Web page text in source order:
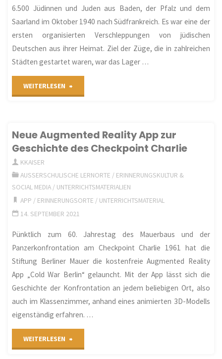
als
E-
Session,
PL)"
6.500 Jüdinnen und Juden aus Baden, der Pfalz und dem
Saarland im Oktober 1940 nach Südfrankreich. Es war eine der
ersten organisierten Verschleppungen von jüdischen
Deutschen aus ihrer Heimat. Ziel der Züge, die in zahlreichen
Städten gestartet waren, war das Lager …
WEITERLESEN
1940“
ab
dem
13.
Januar
2021
im
Landtag
Neue Augmented Reality App zur
Geschichte des Checkpoint Charlie
KKAISER
AUSSERSCHULISCHE LERNORTE
/ ERINNERUNGSKULTUR &
SOCIAL MEDIA / UNTERRICHTSMATERIALIEN
APP / ERINNERUNGSORTE / UNTERRICHTSMATERIAL
14. SEPTEMBER 2021
Pünktlich zum 60. Jahrestag des Mauerbaus und der
Panzerkonfrontation am Checkpoint Charlie 1961 hat die
Stiftung Berliner Mauer die kostenfreie Augmented Reality
App „Cold War Berlin“ gelauncht. Mit der App lässt sich die
Geschichte der Konfrontation an jedem beliebigen Ort, also
auch im Klassenzimmer, anhand eines animierten 3D-Modells
eigenständig erfahren. …
WEITERLESEN